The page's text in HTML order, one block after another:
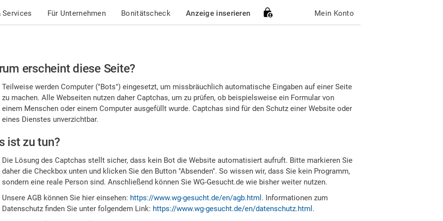
Services Für Unternehmen Bonitätscheck Anzeige inserieren Mein Konto
erscheint diese Seite?
Teilweise werden Computer ("Bots") eingesetzt, um missbräuchlich automatische Eingaben auf einer Seite
zu machen. Alle Webseiten nutzen daher Captchas, um zu prüfen, ob beispielsweise ein Formular von
einem Menschen oder einem Computer ausgefüllt wurde. Captchas sind für den Schutz einer Website oder
eines Dienstes unverzichtbar.
ist zu tun?
Die Lösung des Captchas stellt sicher, dass kein Bot die Website automatisiert aufruft. Bitte markieren Sie
daher die Checkbox unten und klicken Sie den Button "Absenden". So wissen wir, dass Sie kein Programm,
sondern eine reale Person sind. Anschließend können Sie WG-Gesucht.de wie bisher weiter nutzen.
Unsere AGB können Sie hier einsehen: https://www.wg-gesucht.de/en/agb.html . Informationen zum
Datenschutz finden Sie unter folgendem Link: https://www.wg-gesucht.de/en/datenschutz.html .